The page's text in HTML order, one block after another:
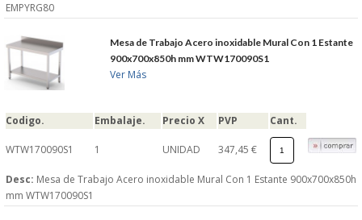
EMPYRG80
Mesa de Trabajo Acero inoxidable Mural Con 1 Estante
900x700x850h mm WTW170090S1
Ver Más
Codigo. Embalaje. Precio X PVP Cant.
WTW170090S1 1 UNIDAD 347,45 €
Desc: Mesa de Trabajo Acero inoxidable Mural Con 1 Estante 900x700x850h
mm WTW170090S1